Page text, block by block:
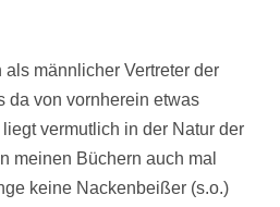
männlicher Vertreter der
da von vornherein etwas
vermutlich in der Natur der
meinen Büchern auch mal
keine Nackenbeißer (s.o.)